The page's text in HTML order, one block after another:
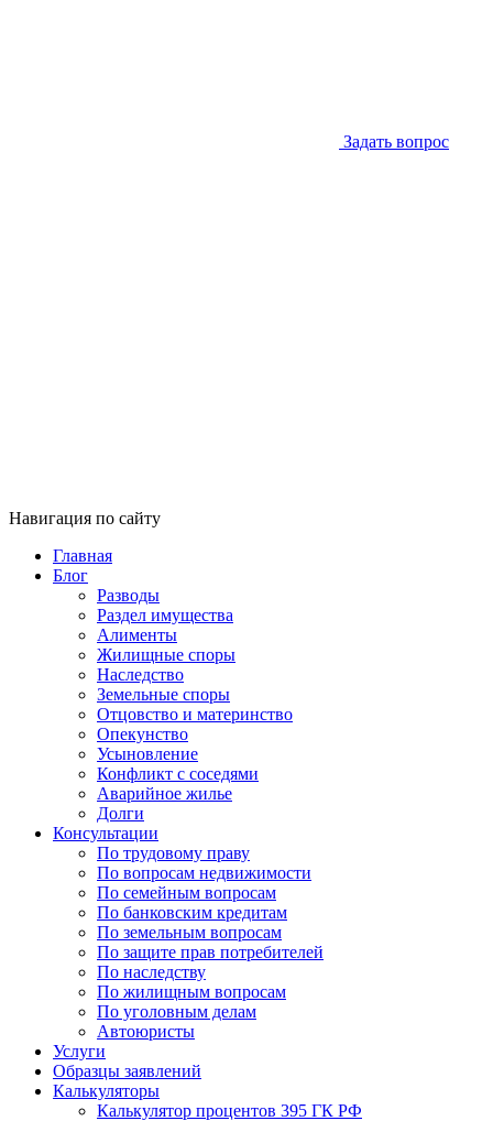
Задать вопрос
Навигация по сайту
Главная
Блог
Разводы
Раздел имущества
Алименты
Жилищные споры
Наследство
Земельные споры
Отцовство и материнство
Опекунство
Усыновление
Конфликт с соседями
Аварийное жилье
Долги
Консультации
По трудовому праву
По вопросам недвижимости
По семейным вопросам
По банковским кредитам
По земельным вопросам
По защите прав потребителей
По наследству
По жилищным вопросам
По уголовным делам
Автоюристы
Услуги
Образцы заявлений
Калькуляторы
Калькулятор процентов 395 ГК РФ